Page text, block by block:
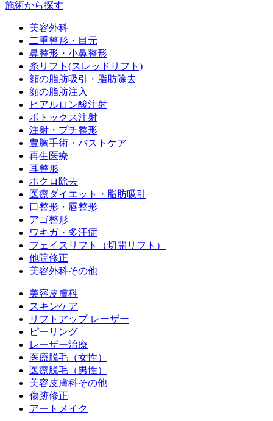
施術から探す
美容外科
二重整形・目元
鼻整形・小鼻整形
糸リフト(スレッドリフト)
顔の脂肪吸引・脂肪除去
顔の脂肪注入
ヒアルロン酸注射
ボトックス注射
注射・プチ整形
豊胸手術・バストケア
再生医療
耳整形
ホクロ除去
医療ダイエット・脂肪吸引
口整形・唇整形
アゴ整形
ワキガ・多汗症
フェイスリフト（切開リフト）
他院修正
美容外科その他
美容皮膚科
スキンケア
リフトアップ レーザー
ピーリング
レーザー治療
医療脱毛（女性）
医療脱毛（男性）
美容皮膚科その他
傷跡修正
アートメイク